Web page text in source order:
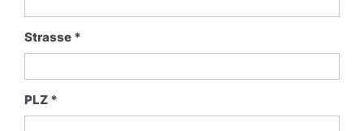
Strasse *
PLZ *